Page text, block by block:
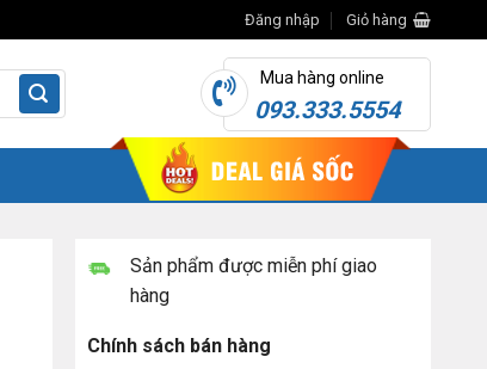
Đăng nhập Giỏ hàng
Mua hàng online
093.333.5554
Sản phẩm được miễn phí giao
hàng
Chính sách bán hàng